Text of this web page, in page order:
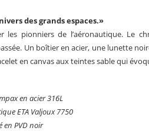
des grands espaces.»
pionniers de l’aéronautique. Le
Un boîtier en acier, une lunette
en canvas aux teintes sable qui
en acier 316L
ETA Valjoux 7750
en PVD noir